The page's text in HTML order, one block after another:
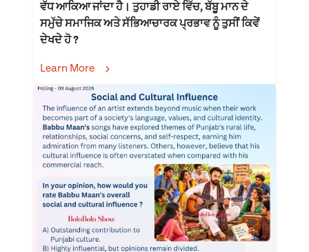
ਵੱਧ ਆਕਿਆ ਜਾਂਦਾ ਹੈ। ਤੁਹਾਡੀ ਰਾਏ ਵਿੱਚ, ਬੱਬੂ ਮਾਨ ਦੇ
ਸਮੁੱਚੇ ਸਮਾਜਿਕ ਅਤੇ ਸੱਭਿਆਚਾਰਕ ਪ੍ਰਭਾਵ ਨੂੰ ਤੁਸੀਂ ਕਿਵੇਂ
ਦੇਖਦੇ ਹੋ ?
Learn More